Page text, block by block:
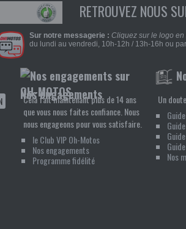
RETROUVEZ NOUS
Sur notre messagerie : Cliquez sur le logo en
du lundi au vendredi, 10h-12h / 13h-16h ou
Nos engagements
Cela fait maintenant plus de 14 ans
que vous nous faites confiance. Nous
nous engageons pour vous satisfaire.
le Club VIP Oh-Motos
Nos engagements
Programme fidélité
Un
Nos